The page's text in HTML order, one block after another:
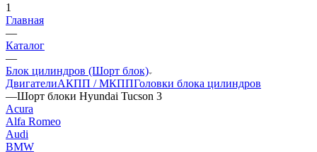
1
Главная
—
Каталог
—
Блок цилиндров (Шорт блок)
ДвигателиАКПП / МКППГоловки блока цилиндров
—Шорт блоки Hyundai Tucson 3
Acura
Alfa Romeo
Audi
BMW